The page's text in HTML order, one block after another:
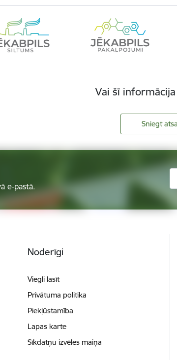
Vai šī
Sniegt
e-pastā.
Noderīgi
Viegli lasīt
Privātuma politika
Piekļūstamība
Lapas karte
Sīkdatņu izvēles maiņa